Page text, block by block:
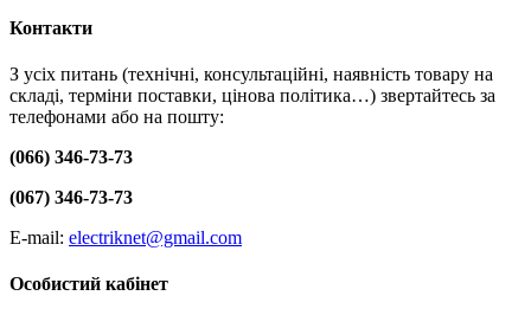
Контакти
З усіх питань (технічні, консультаційні, наявність товару на
складі, терміни поставки, цінова політика…) звертайтесь за
телефонами або на пошту:
(066) 346-73-73
(067) 346-73-73
E-mail: electriknet@gmail.com
Особистий кабінет